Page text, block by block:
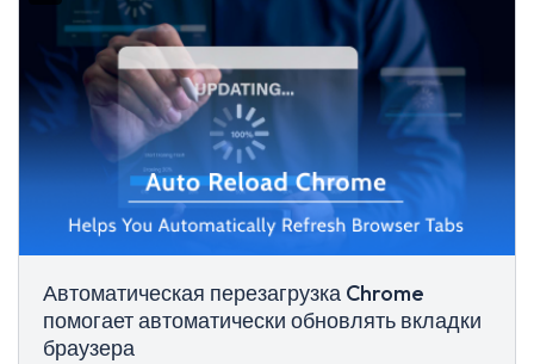
Автоматическая перезагрузка Chrome
помогает автоматически обновлять вкладки
браузера